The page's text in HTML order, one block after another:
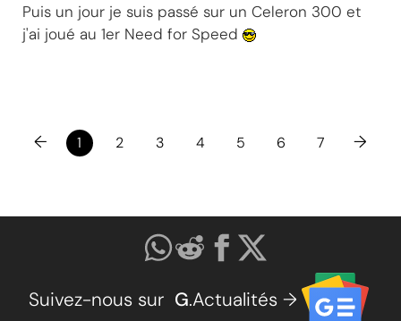
Puis un jour je suis passé sur un Celeron 300 et
j'ai joué au 1er Need for Speed
← 1 2 3 4 5 6 7 →
Suivez-nous sur G.Actualités →